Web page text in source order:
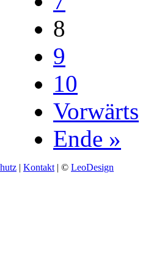
8
9
10
Vorwärts
Ende »
| Kontakt | © LeoDesign